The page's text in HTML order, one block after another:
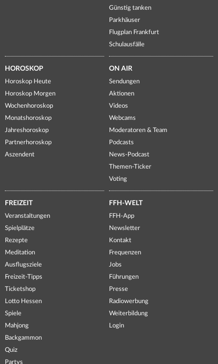
Günstig tanken
Parkhäuser
Flugplan Frankfurt
Schulausfälle
HOROSKOP
Horoskop Heute
Horoskop Morgen
Wochenhoroskop
Monatshoroskop
Jahreshoroskop
Partnerhoroskop
Aszendent
ON AIR
Sendungen
Aktionen
Videos
Webcams
Moderatoren & Team
Podcasts
News-Podcast
Themen-Ticker
Voting
FREIZEIT
Veranstaltungen
Spielplätze
Rezepte
Meditation
Ausflugsziele
Freizeit-Tipps
Ticketshop
Lotto Hessen
Spiele
Mahjong
Backgammon
Quiz
Partys
FFH-WELT
FFH-App
Newsletter
Kontakt
Frequenzen
Jobs
Führungen
Presse
Radiowerbung
Weiterbildung
Login